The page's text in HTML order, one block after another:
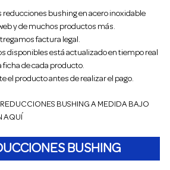
reducciones bushing en acero inoxidable
y de muchos productos más.
factura legal.
disponibles está actualizado en tiempo real
ficha de cada producto.
el producto antes de realizar el pago.
BUSHING A MEDIDA BAJO
AQUÍ
BUSHING